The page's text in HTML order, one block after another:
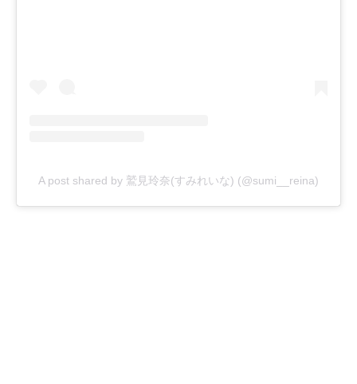
A post shared by 鷲見玲奈(すみれいな) (@sumi__reina)